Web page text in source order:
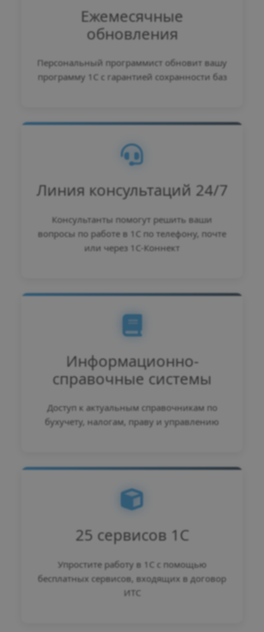
Ежемесячные
обновления
Персональный программист обновит вашу
программу 1С с гарантией сохранности баз
Линия консультаций 24/7
Консультанты помогут решить ваши
вопросы по работе в 1С по телефону, почте
или через 1С-Коннект
Информационно-
справочные системы
Доступ к актуальным справочникам по
бухучету, налогам, праву и управлению
25 сервисов 1С
Упростите работу в 1С с помощью
бесплатных сервисов, входящих в договор
ИТС